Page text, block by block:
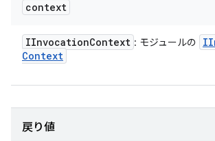
context
IInvocationContext : モジュールの
Context
戻り値